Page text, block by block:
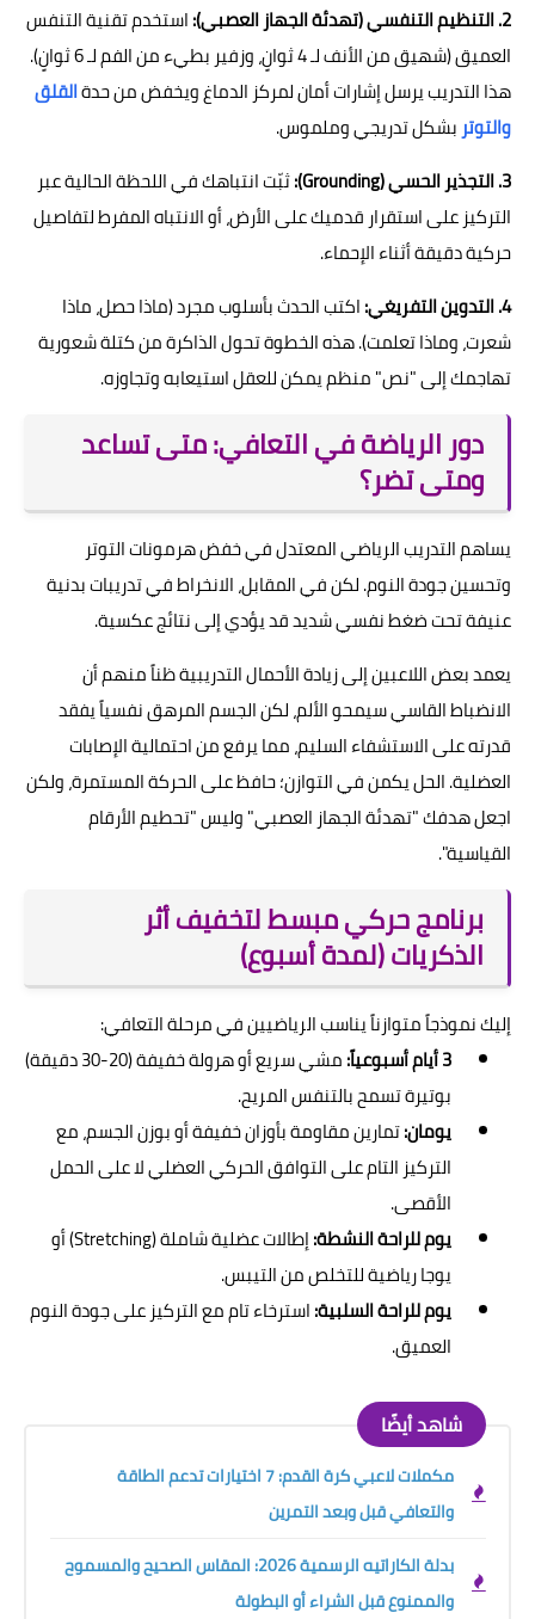
2. التنظيم التنفسي (تهدئة الجهاز العصبي):
استخدم تقنية التنفس
العميق (شهيق من الأنف لـ 4 ثوانٍ، وزفير بطيء من الفم لـ 6 ثوانٍ).
هذا التدريب يرسل إشارات أمان لمركز الدماغ ويخفض من حدةالقلق
والتوتر بشكل تدريجي وملموس.
3. التجذير الحسي (Grounding):
ثبّت انتباهك في اللحظة الحالية عبر
التركيز على استقرار قدميك على الأرض، أو الانتباه المفرط لتفاصيل
حركية دقيقة أثناء الإحماء.
4. التدوين التفريغي:
اكتب الحدث بأسلوب مجرد (ماذا حصل، ماذا
شعرت، وماذا تعلمت). هذه الخطوة تحول الذاكرة من كتلة شعورية
تهاجمك إلى "نص" منظم يمكن للعقل استيعابه وتجاوزه.
دور الرياضة في التعافي: متى تساعد
ومتى تضر؟
يساهم التدريب الرياضي المعتدل في خفض هرمونات التوتر
وتحسين جودة النوم. لكن في المقابل، الانخراط في تدريبات بدنية
عنيفة تحت ضغط نفسي شديد قد يؤدي إلى نتائج عكسية.
يعمد بعض اللاعبين إلى زيادة الأحمال التدريبية ظناً منهم أن
الانضباط القاسي سيمحو الألم، لكن الجسم المرهق نفسياً يفقد
قدرته على الاستشفاء السليم، مما يرفع من احتمالية الإصابات
العضلية. الحل يكمن في التوازن؛ حافظ على الحركة المستمرة، ولكن
اجعل هدفك "تهدئة الجهاز العصبي" وليس "تحطيم الأرقام
القياسية".
برنامج حركي مبسط لتخفيف أثر
الذكريات (لمدة أسبوع)
إليك نموذجاً متوازناً يناسب الرياضيين في مرحلة التعافي:
3 أيام أسبوعياً:
مشي سريع أو هرولة خفيفة (20-30 دقيقة)
بوتيرة تسمح بالتنفس المريح.
يومان:تمارين مقاومة بأوزان خفيفة أو بوزن الجسم، مع
التركيز التام على التوافق الحركي العضلي لا على الحمل
الأقصى.
يوم للراحة النشطة:
إطالات عضلية شاملة (Stretching) أو
يوجا رياضية للتخلص من التيبس.
يوم للراحة السلبية:استرخاء تام مع التركيز على جودة النوم
العميق.
شاهد أيضًا
مكملات لاعبي كرة القدم: 7 اختيارات تدعم الطاقة
والتعافي قبل وبعد التمرين
بدلة الكاراتيه الرسمية 2026: المقاس الصحيح والمسموح
والممنوع قبل الشراء أو البطولة